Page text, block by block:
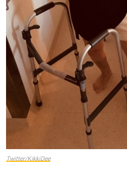
Twitter/KikkiDee